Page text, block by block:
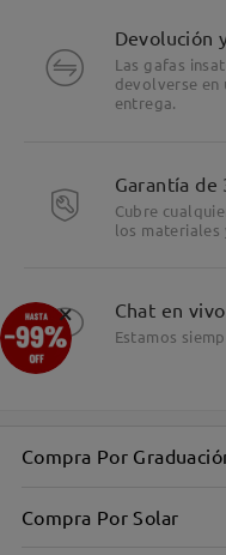
Devolución
Las gafas
devolverse en
entrega.
Garantía de
Cubre
los materiales
Chat en
Estamos
Compra Por
Compra Por Solar
×